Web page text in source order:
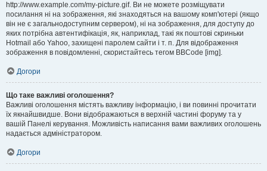
http://www.example.com/my-picture.gif. Ви не можете розміщувати
посилання ні на зображення, які знаходяться на вашому комп'ютері (якщо
він не є загальнодоступним сервером), ні на зображення, для доступу до
яких потрібна автентифікація, як, наприклад, такі як поштові скриньки
Hotmail або Yahoo, захищені паролем сайти і т. п. Для відображення
зображення в повідомленні, скористайтесь тегом BBCode [img].
Догори
Що таке важливі оголошення?
Важливі оголошення містять важливу інформацію, і ви повинні прочитати
їх якнайшвидше. Вони відображаються в верхній частині форуму та у
вашій Панелі керування. Можливість написання вами важливих оголошень
надається адміністратором.
Догори